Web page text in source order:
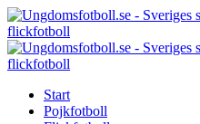
Menu
Search
Menu
Start
Pojkfotboll